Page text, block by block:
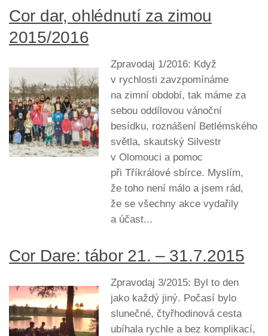
Cor dar, ohlédnutí za zimou
2015/2016
Zpravodaj 1/2016: Když
v rychlosti zavzpomínáme
na zimní období, tak máme za
sebou oddílovou vánoční
besídku, roznášení Betlémského
světla, skautský Silvestr
v Olomouci a pomoc
při Tříkrálové sbírce. Myslím,
že toho není málo a jsem rád,
že se všechny akce vydařily
a účast...
Cor Dare: tábor 21. – 31.7.2015
Zpravodaj 3/2015: Byl to den
jako každý jiný. Počasí bylo
slunečné, čtyřhodinová cesta
ubíhala rychle a bez komplikací,